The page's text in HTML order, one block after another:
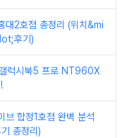
대2호점 총정리 (위치&mi
후기)
럭시북5 프로 NT960X
브 합정1호점 완벽 분석
총정리)